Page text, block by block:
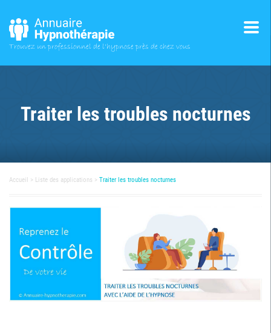
Trouvez un professionnelde l'hypnose près de chez vous
Traiter les troubles nocturnes
Accueil Liste des applications Traiter les troubles nocturnes